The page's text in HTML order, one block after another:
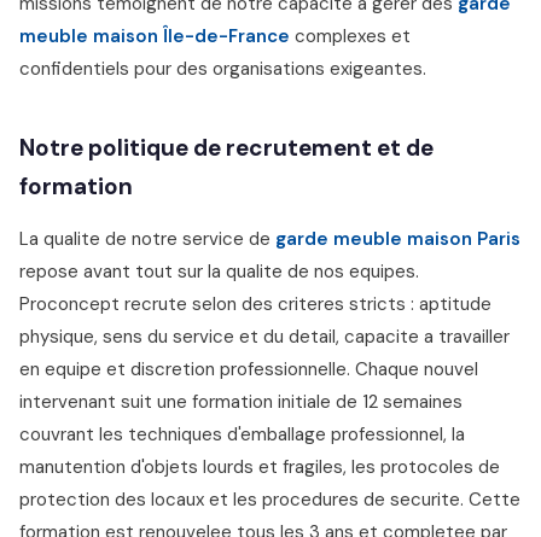
meuble maison Île-de-France complexes et
confidentiels pour des organisations exigeantes.
Notre politique de recrutement et de
formation
La qualite de notre service de garde meuble maison Paris
repose avant tout sur la qualite de nos equipes.
Proconcept recrute selon des criteres stricts : aptitude
physique, sens du service et du detail, capacite a travailler
en equipe et discretion professionnelle. Chaque nouvel
intervenant suit une formation initiale de 12 semaines
couvrant les techniques d'emballage professionnel, la
manutention d'objets lourds et fragiles, les protocoles de
protection des locaux et les procedures de securite. Cette
formation est renouvelee tous les 3 ans et completee par